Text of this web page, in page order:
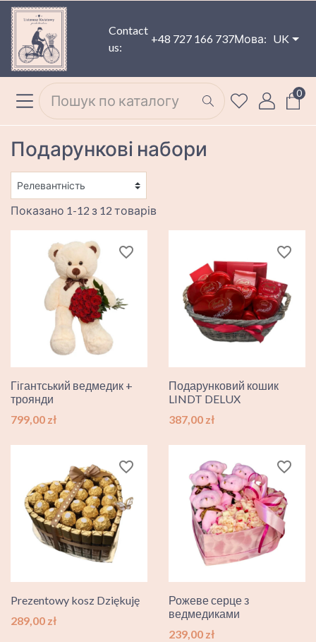
Contact
us:
+48 727 166 737Мова: UK
0
Подарункові набори
Показано 1-12 з 12 товарів
Гігантський ведмедик +
троянди
Ціна
799,00 zł
favorite_border
Подарунковий кошик
LINDT DELUX
Ціна
387,00 zł
favorite_border
Prezentowy kosz Dziękuję
Ціна
289,00 zł
favorite_border
Рожеве серце з
ведмедиками
Ціна
239,00 zł
favorite_border